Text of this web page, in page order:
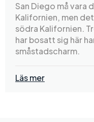
San Diego må vara
Kalifornien, men
södra Kalifornien.
har bosatt sig här
småstadscharm.
Läs mer